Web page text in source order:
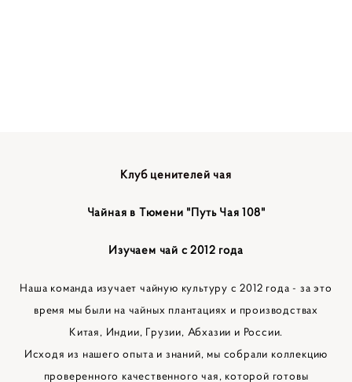
Клуб ценителей чая
Чайная в Тюмени "Путь Чая 108"
Изучаем чай с 2012 года
Наша команда изучает чайную культуру с 2012 года - за это
время мы были на чайных плантациях и производствах
Китая, Индии, Грузии, Абхазии и России.
Исходя из нашего опыта и знаний, мы собрали коллекцию
проверенного качественного чая, которой готовы